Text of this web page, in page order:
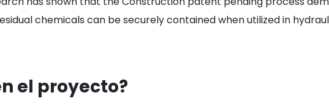
chemicals can be securely contained when utilized in
el proyecto?